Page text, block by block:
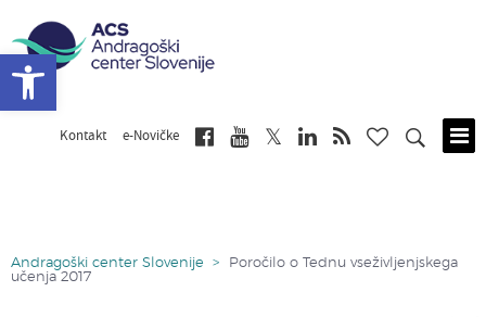
Kontakt e-Novičke
Andragoški center Slovenije >
Poročilo o Tednu vseživljenjskega
učenja 2017
Open toolbar